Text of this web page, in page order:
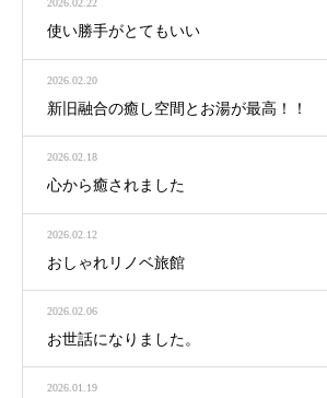
2026.02.22
使い勝手がとてもいい
2026.02.20
新旧融合の癒し空間とお湯が最高！！
2026.02.18
心から癒されました
2026.02.12
おしゃれリノベ旅館
2026.02.06
お世話になりました。
2026.01.19